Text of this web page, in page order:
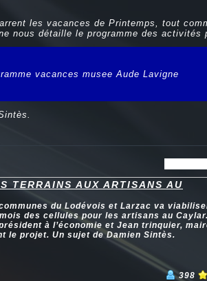
les vacances de Printemps, tout
nous détaille le programme des activités
vacances musee Aude Lavigne
TERRAINS AUX ARTISANS AU
du Lodévois et Larzac va
des cellules pour les artisans au Caylar.
à l’économie et Jean trinquier,
le projet. Un sujet de Damien Sintès.
398